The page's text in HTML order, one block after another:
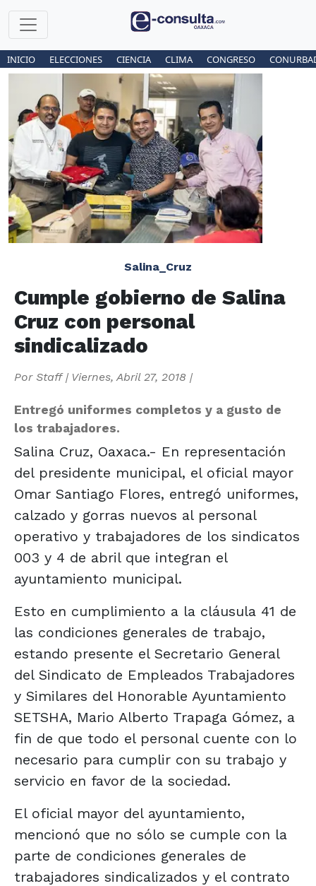
INICIO ELECCIONES CIENCIA CLIMA CONGRESO
Salina_Cruz
Cumple gobierno de Salina
Cruz con personal
sindicalizado
Por Staff| Viernes, Abril 27, 2018 |
Entregó uniformes completos y a gusto de
los trabajadores.
Salina Cruz, Oaxaca.- En representación
del presidente municipal, el oficial mayor
Omar Santiago Flores, entregó uniformes,
calzado y gorras nuevos al personal
operativo y trabajadores de los sindicatos
003 y 4 de abril que integran el
ayuntamiento municipal.
Esto en cumplimiento a la cláusula 41 de
las condiciones generales de trabajo,
estando presente el Secretario General
del Sindicato de Empleados Trabajadores
y Similares del Honorable Ayuntamiento
SETSHA, Mario Alberto Trapaga Gómez, a
fin de que todo el personal cuente con lo
necesario para cumplir con su trabajo y
servicio en favor de la sociedad.
El oficial mayor del ayuntamiento,
mencionó que no sólo se cumple con la
parte de condiciones generales de
trabajadores sindicalizados y el contrato